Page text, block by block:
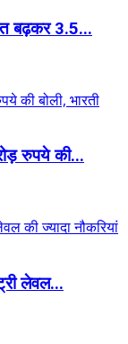
बढ़कर 3.5...
रुपये की...
लेवल...